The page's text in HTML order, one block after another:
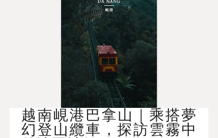
越南峴港巴拿山｜乘搭夢
幻登山纜車，探訪雲霧中